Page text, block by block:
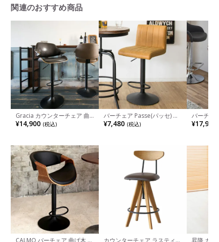
関連のおすすめ商品
Gracia カウンターチェア 曲
げ木 背付き 昇降式 360度回
転 バーチェア ヴィンテージ
¥14,900 (税込)
バーチェア Passe(パッセ) 合
皮 ウレタン 回転式 昇降式 フ
ットレスト付き カウンターチ
¥7,480 (税込)
バーチェ
レザー ウ
チール脚
ン 北欧風
¥17,900